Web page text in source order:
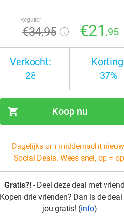
Regulier
€34,95 €21 ,95
Verkocht:
28
37%
shopping_cart Koop nu
Dagelijks om middernacht
Social Deals. Wees snel, op =
Gratis?! - Deel deze deal met
Kopen drie vrienden? Dan is de
jou gratis! (info)